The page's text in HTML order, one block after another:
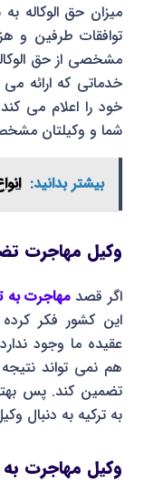
میزان حق الوکاله
توافقات طرفین و
مشخصی از حق
خدماتی که ارائه
خود را اعلام می
شما و وکیلتان
بیشتر بدانید:
وکیل مهاجرت
اگر قصدمهاجرت به
این کشور فکر
عقیده ما وجود
هم نمی تواند
تضمین کند. پس
به ترکیه به دنبال
وکیل مهاجرت